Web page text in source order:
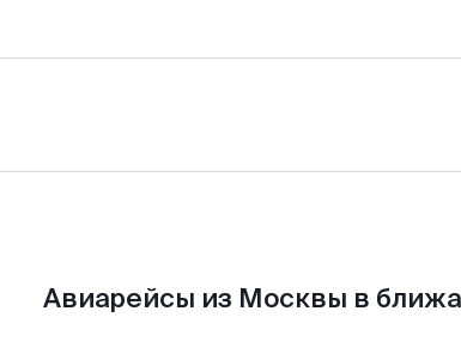
Авиарейсы из Москвы в